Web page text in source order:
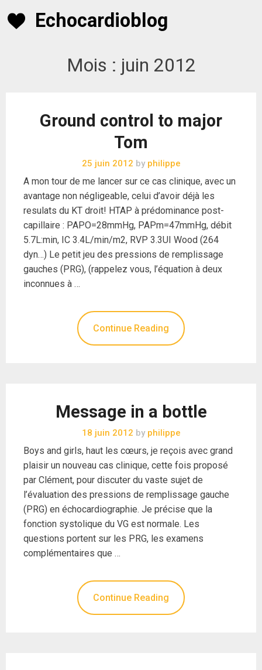
Echocardioblog
Mois : juin 2012
Ground control to major
Tom
25 juin 2012 byphilippe
A mon tour de me lancer sur ce cas clinique, avec un
avantage non négligeable, celui d’avoir déjà les
resulats du KT droit! HTAP à prédominance post-
capillaire : PAPO=28mmHg, PAPm=47mmHg, débit
5.7L:min, IC 3.4L/min/m2, RVP 3.3UI Wood (264
dyn…) Le petit jeu des pressions de remplissage
gauches (PRG), (rappelez vous, l’équation à deux
inconnues à …
Continue Reading
Message in a bottle
18 juin 2012 byphilippe
Boys and girls, haut les cœurs, je reçois avec grand
plaisir un nouveau cas clinique, cette fois proposé
par Clément, pour discuter du vaste sujet de
l’évaluation des pressions de remplissage gauche
(PRG) en échocardiographie. Je précise que la
fonction systolique du VG est normale. Les
questions portent sur les PRG, les examens
complémentaires que …
Continue Reading